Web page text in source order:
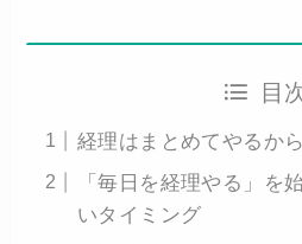
目
経理はまとめてやるか
「毎日を経理やる」を
いタイミング